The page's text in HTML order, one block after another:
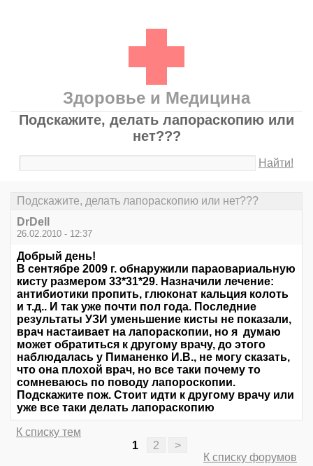
Здоровье и Медицина
Подскажите, делать лапораскопию или
нет???
Найти!
Подскажите, делать лапораскопию или нет???
DrDell
26.02.2010 - 12:37
Добрый день!
В сентябре 2009 г. обнаружили параовариальную
кисту размером 33*31*29. Назначили лечение:
антибиотики пропить, глюконат кальция колоть
и т.д.. И так уже почти пол года. Последние
результаты УЗИ уменьшение кисты не показали,
врач настаивает на лапораскопии, но я думаю
может обратиться к другому врачу, до этого
наблюдалась у Пиманенко И.В., не могу сказать,
что она плохой врач, но все таки почему то
сомневаюсь по поводу лапороскопии.
Подскажите пож. Стоит идти к другому врачу или
уже все таки делать лапораскопию
К списку тем
1
2
>
К списку форумов